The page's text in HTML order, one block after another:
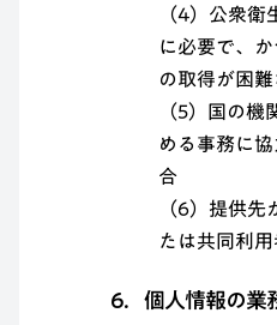
（4）公衆衛
に必要で、
の取得が困
（5）国の機
める事務に
合
（6）提供先
たは共同利
6．個人情報の業